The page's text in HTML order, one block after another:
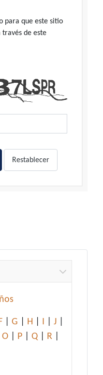
para que este sitio
de este
Restablecer
G H I J
O P Q R